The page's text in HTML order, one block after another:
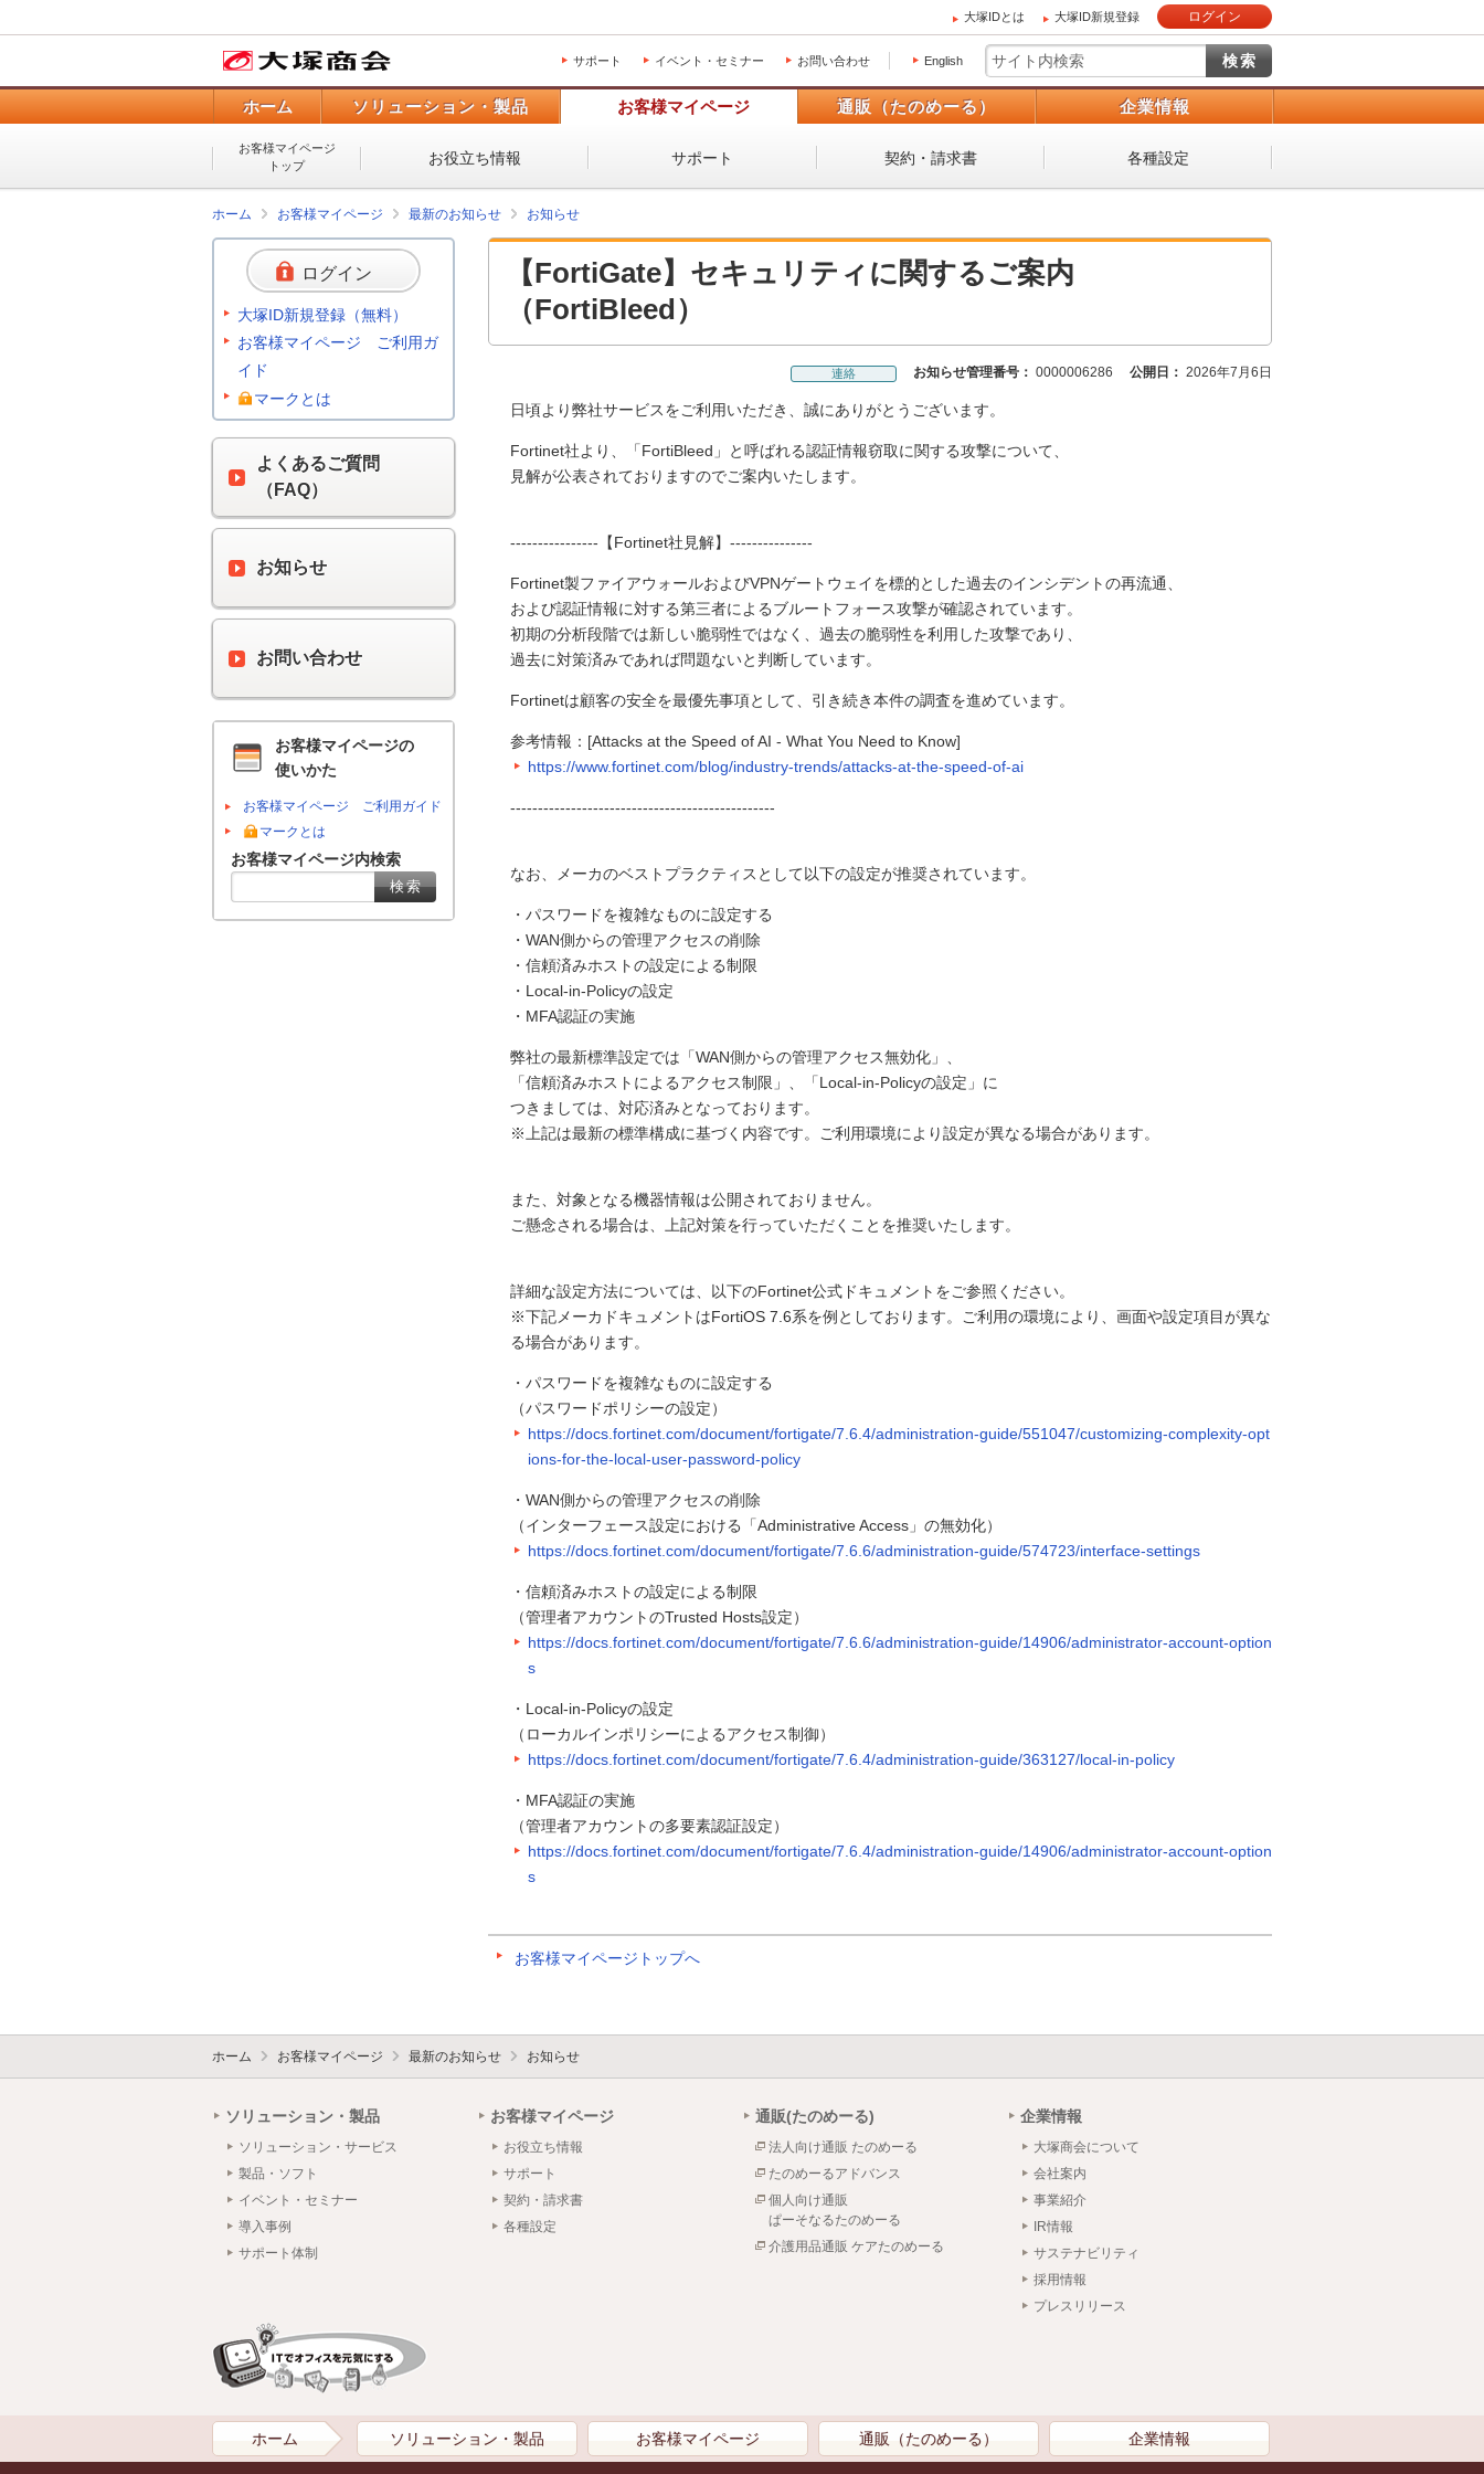
大塚IDとは 大塚ID新規登録 ログイン
サポート イベント・セミナー お問い合わせ English
ホーム ソリューション・製品 お客様マイページ 通販（たのめーる） 企業情報
お客様マイページ
トップ
お役立ち情報 サポート 契約・請求書 各種設定
ホーム お客様マイページ 最新のお知らせ お知らせ
【FortiGate】セキュリティに関するご案内
（FortiBleed）
連絡 お知らせ管理番号： 0000006286 公開日： 2026年7月6日
日頃より弊社サービスをご利用いただき、誠にありがとうございます。
Fortinet社より、「FortiBleed」と呼ばれる認証情報窃取に関する攻撃について、
見解が公表されておりますのでご案内いたします。
----------------【Fortinet社見解】---------------
Fortinet製ファイアウォールおよびVPNゲートウェイを標的とした過去のインシデントの再流通、
および認証情報に対する第三者によるブルートフォース攻撃が確認されています。
初期の分析段階では新しい脆弱性ではなく、過去の脆弱性を利用した攻撃であり、
過去に対策済みであれば問題ないと判断しています。
Fortinetは顧客の安全を最優先事項として、引き続き本件の調査を進めています。
参考情報：[Attacks at the Speed of AI - What You Need to Know]
https://www.fortinet.com/blog/industry-trends/attacks-at-the-speed-of-ai
------------------------------------------------
なお、メーカのベストプラクティスとして以下の設定が推奨されています。
・パスワードを複雑なものに設定する
・WAN側からの管理アクセスの削除
・信頼済みホストの設定による制限
・Local-in-Policyの設定
・MFA認証の実施
弊社の最新標準設定では「WAN側からの管理アクセス無効化」、
「信頼済みホストによるアクセス制限」、「Local-in-Policyの設定」に
つきましては、対応済みとなっております。
※上記は最新の標準構成に基づく内容です。ご利用環境により設定が異なる場合があります。
また、対象となる機器情報は公開されておりません。
ご懸念される場合は、上記対策を行っていただくことを推奨いたします。
詳細な設定方法については、以下のFortinet公式ドキュメントをご参照ください。
※下記メーカドキュメントはFortiOS 7.6系を例としております。ご利用の環境により、画面や設定項目が異な
る場合があります。
・パスワードを複雑なものに設定する
（パスワードポリシーの設定）
https://docs.fortinet.com/document/fortigate/7.6.4/administration-guide/551047/customizing-complexity-opt
ions-for-the-local-user-password-policy
・WAN側からの管理アクセスの削除
（インターフェース設定における「Administrative Access」の無効化）
https://docs.fortinet.com/document/fortigate/7.6.6/administration-guide/574723/interface-settings
・信頼済みホストの設定による制限
（管理者アカウントのTrusted Hosts設定）
https://docs.fortinet.com/document/fortigate/7.6.6/administration-guide/14906/administrator-account-option
s
・Local-in-Policyの設定
（ローカルインポリシーによるアクセス制御）
https://docs.fortinet.com/document/fortigate/7.6.4/administration-guide/363127/local-in-policy
・MFA認証の実施
（管理者アカウントの多要素認証設定）
https://docs.fortinet.com/document/fortigate/7.6.4/administration-guide/14906/administrator-account-option
s
お客様マイページトップへ
ログイン
大塚ID新規登録（無料）
お客様マイページ ご利用ガ
イド
マークとは
よくあるご質問
（FAQ）
お知らせ
お問い合わせ
お客様マイページの
使いかた
お客様マイページ ご利用ガイド
マークとは
お客様マイページ内検索
ホーム お客様マイページ 最新のお知らせ お知らせ
ソリューション・製品
ソリューション・サービス
製品・ソフト
イベント・セミナー
導入事例
サポート体制
お客様マイページ
お役立ち情報
サポート
契約・請求書
各種設定
通販(たのめーる)
法人向け通販 たのめーる
たのめーるアドバンス
個人向け通販
ぱーそなるたのめーる
介護用品通販 ケアたのめーる
企業情報
大塚商会について
会社案内
事業紹介
IR情報
サステナビリティ
採用情報
プレスリリース
ホーム ソリューション・製品 お客様マイページ 通販（たのめーる） 企業情報